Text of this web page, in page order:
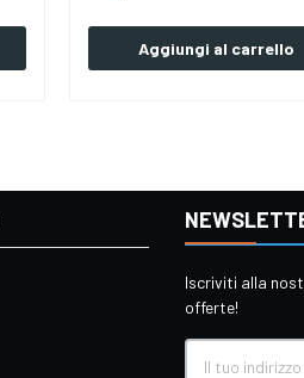
Aggiungi al carrello
Iscriviti alla
offerte!